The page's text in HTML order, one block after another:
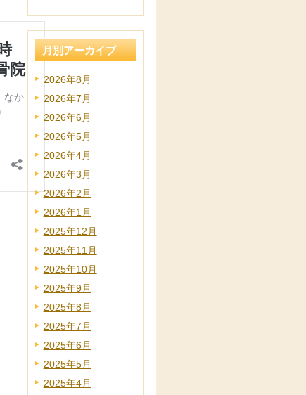
月別アーカイブ
2026年8月
2026年7月
2026年6月
2026年5月
2026年4月
2026年3月
2026年2月
2026年1月
2025年12月
2025年11月
2025年10月
2025年9月
2025年8月
2025年7月
2025年6月
2025年5月
2025年4月